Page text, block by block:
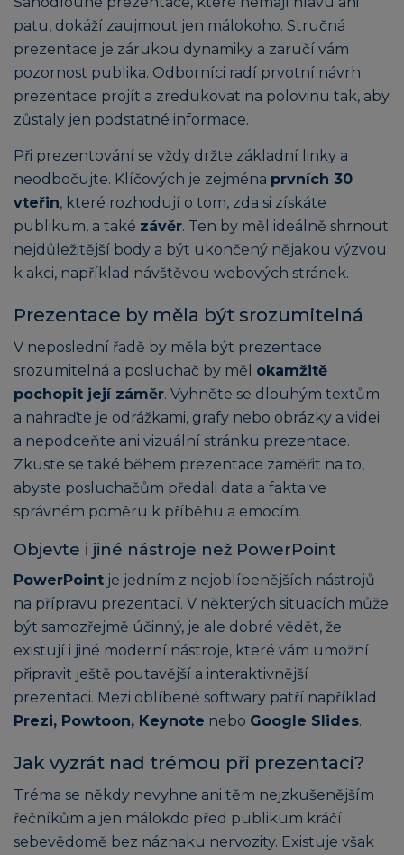
patu, dokáží zaujmout jen málokoho. Stručná
prezentace je zárukou dynamiky a zaručí vám
pozornost publika. Odborníci radí prvotní návrh
prezentace projít a zredukovat na polovinu tak, aby
zůstaly jen podstatné informace.
Při prezentování se vždy držte základní linky a
neodbočujte. Klíčových je zejména prvních 30
vteřin, které rozhodují o tom, zda si získáte
publikum, a také závěr. Ten by měl ideálně shrnout
nejdůležitější body a být ukončený nějakou výzvou
k akci, například návštěvou webových stránek.
Prezentace by měla být srozumitelná
V neposlední řadě by měla být prezentace
srozumitelná a posluchač by měl okamžitě
pochopit její záměr. Vyhněte se dlouhým textům
a nahraďte je odrážkami, grafy nebo obrázky a videi
a nepodceňte ani vizuální stránku prezentace.
Zkuste se také během prezentace zaměřit na to,
abyste posluchačům předali data a fakta ve
správném poměru k příběhu a emocím.
Objevte i jiné nástroje než PowerPoint
PowerPoint je jedním z nejoblíbenějších nástrojů
na přípravu prezentací. V některých situacích může
být samozřejmě účinný, je ale dobré vědět, že
existují i jiné moderní nástroje, které vám umožní
připravit ještě poutavější a interaktivnější
prezentaci. Mezi oblíbené softwary patří například
Prezi, Powtoon, Keynote nebo Google Slides.
Jak vyzrát nad trémou při prezentaci?
Tréma se někdy nevyhne ani těm nejzkušenějším
řečníkům a jen málokdo před publikum kráčí
sebevědomě bez náznaku nervozity. Existuje však